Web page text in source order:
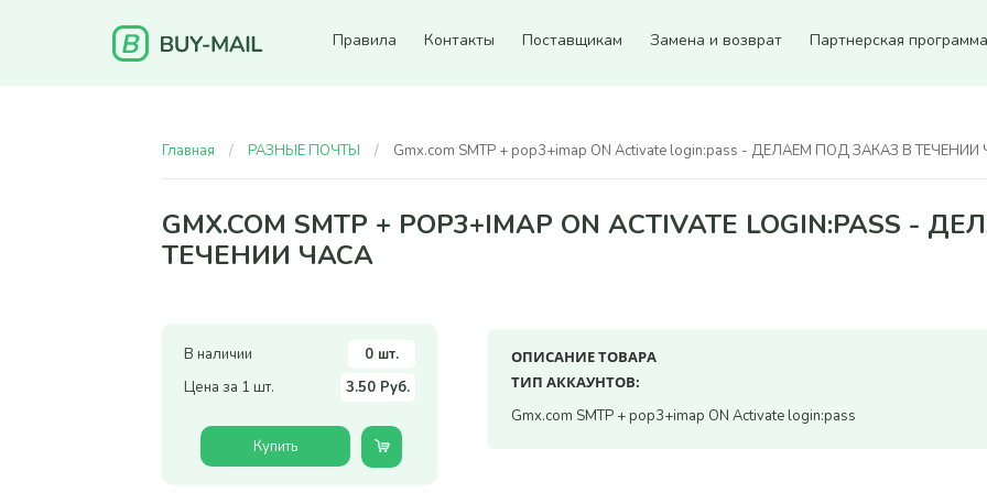
Правила Контакты Поставщикам Замена и возврат Партнерская программа
Главная РАЗНЫЕ ПОЧТЫ Gmx.com SMTP + pop3+imap ON Activate login:pass - ДЕЛАЕМ ПОД ЗАКАЗ В
GMX.COM SMTP + POP3+IMAP ON ACTIVATE LOGIN:PASS -
ТЕЧЕНИИ ЧАСА
В наличии
0 шт.
Цена за 1 шт.
3.50 Руб.
Купить
ОПИСАНИЕ ТОВАРА
ТИП АККАУНТОВ:
Gmx.com SMTP + pop3+imap ON Activate login:pass